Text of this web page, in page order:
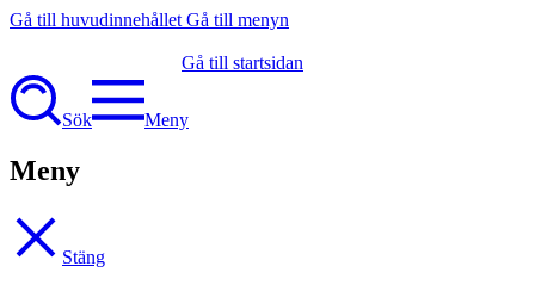
Gå till huvudinnehållet Gå till menyn
Gå till startsidan
Sök Meny
Meny
Stäng